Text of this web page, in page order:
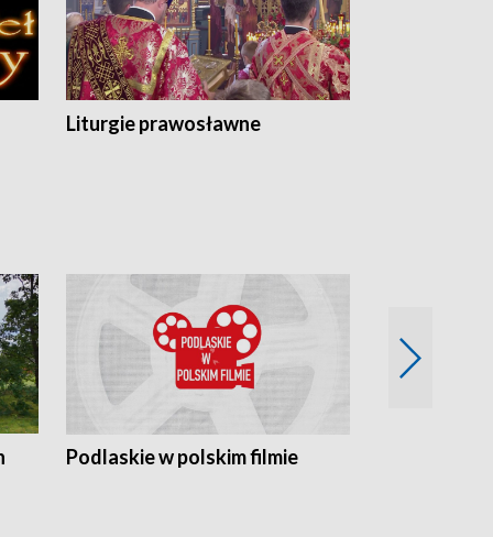
Liturgie prawosławne
Podlaskie w polskim filmie